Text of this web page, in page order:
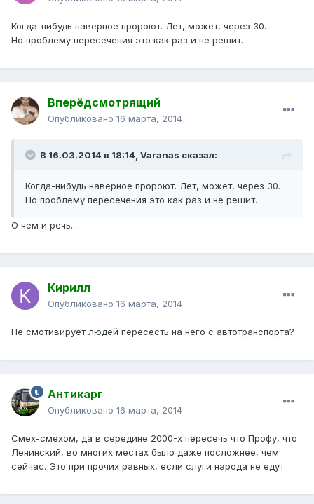
Когда-нибудь наверное пророют. Лет, может, через 30.
Но проблему пересечения это как раз и не решит.
Вперёдсмотрящий
Опубликовано 16 марта, 2014
В 16.03.2014 в 18:14, Varanas сказал:
Когда-нибудь наверное пророют. Лет, может, через 30.
Но проблему пересечения это как раз и не решит.
О чем и речь...
Кирилл
Опубликовано 16 марта, 2014
Не смотивирует людей пересесть на него с автотранспорта?
Антикарг
Опубликовано 16 марта, 2014
Смех-смехом, да в середине 2000-х пересечь что Профу, что
Ленинский, во многих местах было даже посложнее, чем
сейчас. Это при прочих равных, если слуги народа не едут.